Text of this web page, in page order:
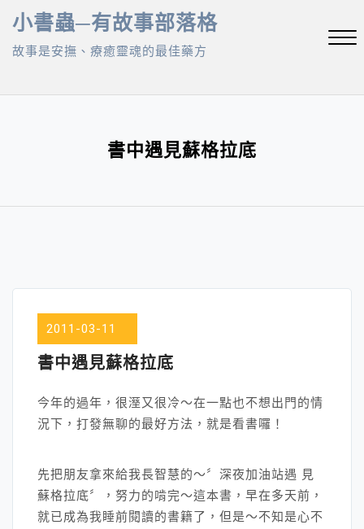
Skip
content
小書蟲─有故事部落格
故事是安撫、療癒靈魂的最佳藥方
書中遇見蘇格拉底
2011-03-11
書中遇見蘇格拉底
今年的過年，很溼又很冷～在一點也不想出門的情
況下，打發無聊的最好方法，就是看書囉！
先把朋友拿來給我長智慧的～〞深夜加油站遇 見
蘇格拉底〞，努力的啃完～這本書，早在多天前，
就已成為我睡前閱讀的書籍了，但是～不知是心不